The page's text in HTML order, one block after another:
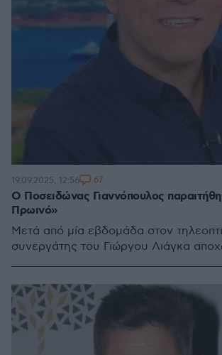
Ο Ποσειδώνας Γιαννόπουλος
Πρωινό»
Μετά από μία εβδομάδα στον
συνεργάτης του Γιώργου Λιάγκα
19.09.2025, 12:56 67